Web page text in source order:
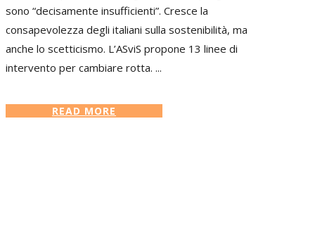
sono “decisamente insufficienti”. Cresce la
consapevolezza degli italiani sulla sostenibilità, ma
anche lo scetticismo. L’ASviS propone 13 linee di
intervento per cambiare rotta. ...
READ MORE